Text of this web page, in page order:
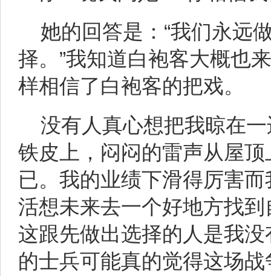
她的回答是：“我们永远
择。”我知道白袍客大概也
样相信了白袍客的把戏。
没有人真心想把我晾在
铁皮上，闷闷的雷声从屋
已。我的业绩下滑得厉害
活想未来去一个好地方找
这跟先做出选择的人是我
的士兵可能真的觉得这场